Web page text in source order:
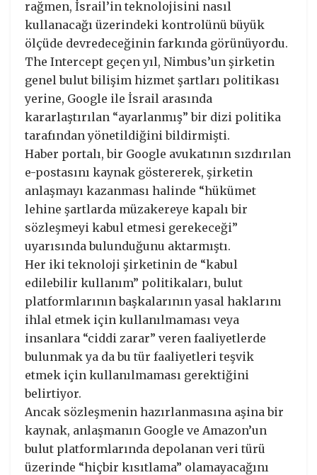
rağmen, İsrail’in teknolojisini nasıl
kullanacağı üzerindeki kontrolünü büyük
ölçüde devredeceğinin farkında görünüyordu.
The Intercept geçen yıl, Nimbus’un şirketin
genel bulut bilişim hizmet şartları politikası
yerine, Google ile İsrail arasında
kararlaştırılan “ayarlanmış” bir dizi politika
tarafından yönetildiğini bildirmişti.
Haber portalı, bir Google avukatının sızdırılan
e-postasını kaynak göstererek, şirketin
anlaşmayı kazanması halinde “hükümet
lehine şartlarda müzakereye kapalı bir
sözleşmeyi kabul etmesi gerekeceği”
uyarısında bulunduğunu aktarmıştı.
Her iki teknoloji şirketinin de “kabul
edilebilir kullanım” politikaları, bulut
platformlarının başkalarının yasal haklarını
ihlal etmek için kullanılmaması veya
insanlara “ciddi zarar” veren faaliyetlerde
bulunmak ya da bu tür faaliyetleri teşvik
etmek için kullanılmaması gerektiğini
belirtiyor.
Ancak sözleşmenin hazırlanmasına aşina bir
kaynak, anlaşmanın Google ve Amazon’un
bulut platformlarında depolanan veri türü
üzerinde “hiçbir kısıtlama” olamayacağını